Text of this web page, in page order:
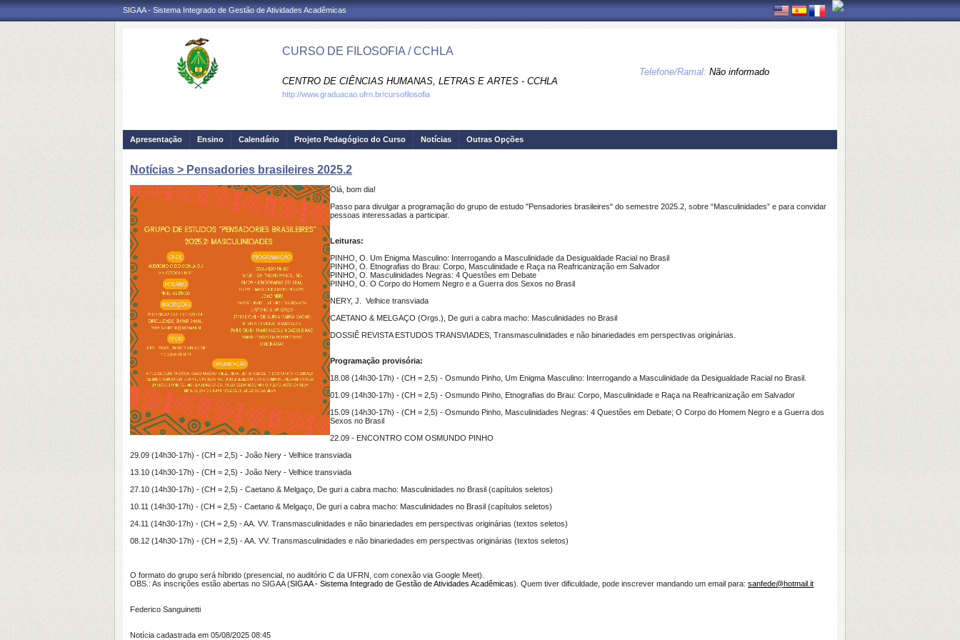
SIGAA - Sistema Integrado de Gestão de Atividades Acadêmicas
CURSO DE FILOSOFIA / CCHLA
CENTRO DE CIÊNCIAS HUMANAS, LETRAS E ARTES - CCHLA
Telefone/Ramal: Não informado
http://www.graduacao.ufrn.br/cursofilosofia
Apresentação Ensino Calendário Projeto Pedagógico do Curso Notícias Outras Opções
Notícias > Pensadories brasileires 2025.2
Olá, bom dia!
Passo para divulgar a programação do grupo de estudo "Pensadories brasileires" do semestre 2025.2, sobre “Masculinidades” e para convidar
pessoas interessadas a participar.
Leituras:
PINHO, O. Um Enigma Masculino: Interrogando a Masculinidade da Desigualdade Racial no Brasil
PINHO, O. Etnografias do Brau: Corpo, Masculinidade e Raça na Reafricanização em Salvador
PINHO, O. Masculinidades Negras: 4 Questões em Debate
PINHO, O. O Corpo do Homem Negro e a Guerra dos Sexos no Brasil
NERY, J. Velhice transviada
CAETANO & MELGAÇO (Orgs.), De guri a cabra macho: Masculinidades no Brasil
DOSSIÊ REVISTA ESTUDOS TRANSVIADES, Transmasculinidades e não binariedades em perspectivas originárias.
Programação provisória:
18.08 (14h30-17h) - (CH = 2,5) - Osmundo Pinho, Um Enigma Masculino: Interrogando a Masculinidade da Desigualdade Racial no Brasil.
01.09 (14h30-17h) - (CH = 2,5) - Osmundo Pinho, Etnografias do Brau: Corpo, Masculinidade e Raça na Reafricanização em Salvador
15.09 (14h30-17h) - (CH = 2,5) - Osmundo Pinho, Masculinidades Negras: 4 Questões em Debate; O Corpo do Homem Negro e a Guerra dos
Sexos no Brasil
22.09 - ENCONTRO COM OSMUNDO PINHO
29.09 (14h30-17h) - (CH = 2,5) - João Nery - Velhice transviada
13.10 (14h30-17h) - (CH = 2,5) - João Nery - Velhice transviada
27.10 (14h30-17h) - (CH = 2,5) - Caetano & Melgaço, De guri a cabra macho: Masculinidades no Brasil (capítulos seletos)
10.11 (14h30-17h) - (CH = 2,5) - Caetano & Melgaço, De guri a cabra macho: Masculinidades no Brasil (capítulos seletos)
24.11 (14h30-17h) - (CH = 2,5) - AA. VV. Transmasculinidades e não binariedades em perspectivas originárias (textos seletos)
08.12 (14h30-17h) - (CH = 2,5) - AA. VV. Transmasculinidades e não binariedades em perspectivas originárias (textos seletos)
O formato do grupo será híbrido (presencial, no auditório C da UFRN, com conexão via Google Meet).
OBS.: As inscrições estão abertas no SIGAA (SIGAA - Sistema Integrado de Gestão de Atividades Acadêmicas). Quem tiver dificuldade, pode inscrever mandando um email para: sanfede@hotmail.it
Federico Sanguinetti
Notícia cadastrada em 05/08/2025 08:45